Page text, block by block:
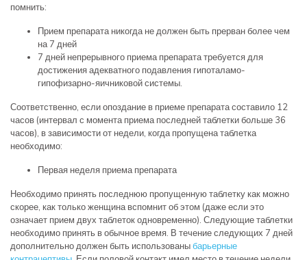
помнить:
Прием препарата никогда не должен быть прерван более чем
на 7 дней
7 дней непрерывного приема препарата требуется для
достижения адекватного подавления гипоталамо-
гипофизарно-яичниковой системы.
Соответственно, если опоздание в приеме препарата составило 12
часов (интервал с момента приема последней таблетки больше 36
часов), в зависимости от недели, когда пропущена таблетка
необходимо:
Первая неделя приема препарата
Необходимо принять последнюю пропущенную таблетку как можно
скорее, как только женщина вспомнит об этом (даже если это
означает прием двух таблеток одновременно). Следующие таблетки
необходимо принять в обычное время. В течение следующих 7 дней
дополнительно должен быть использованыбарьерные